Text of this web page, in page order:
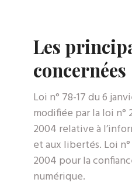
Les
concernées
Loi n° 78-17 du 6
modifiée par la loi n°
2004 relative à
et aux libertés. Loi
2004 pour la
numérique.